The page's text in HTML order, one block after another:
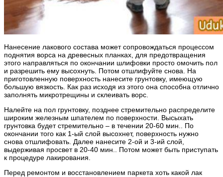
Нанесение лакового состава может сопровождаться процессом
поднятия ворса на древесных планках, для предотвращения
этого направляться по окончании шлифовки просто омочить пол
и разрешить ему высохнуть. Потом отшлифуйте снова. На
приготовленную поверхность нанесите грунтовку, имеющую
большую вязкость. Как раз исходя из этого она способна отлично
заполнять микротрещины и склеивать ворс.
Налейте на пол грунтовку, позднее стремительно распределите
широким железным шпателем по поверхности. Высыхать
грунтовка будет стремительно – в течении 20-60 мин.. По
окончании того как 1-ый слой высохнет, поверхность нужно
снова отшлифовать. Далее нанесите 2-ой и 3-ий слой,
выдерживая просвет в 20-40 мин.. Потом может быть приступать
к процедуре лакирования.
Перед ремонтом и восстановлением паркета хоть какой лак